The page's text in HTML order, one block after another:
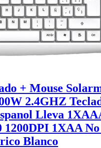
+ Mouse
2.4GHZ
Lleva
1200DPI 1XAA
Blanco